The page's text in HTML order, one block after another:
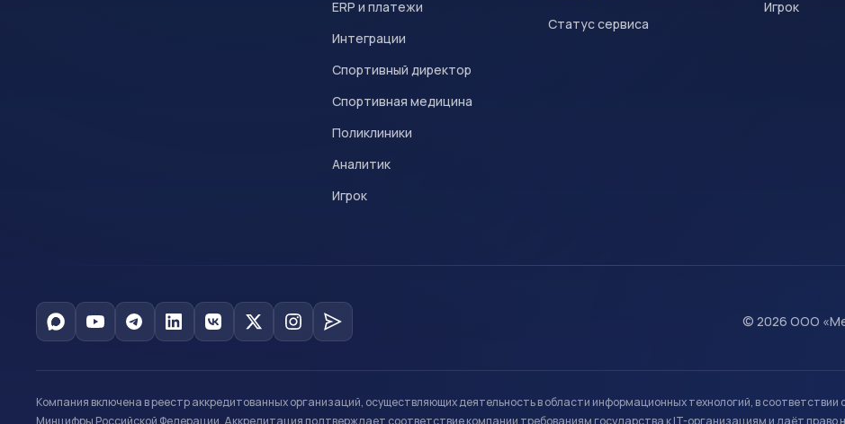
ERP и платежи
Интеграции
Спортивный директор
Спортивная медицина
Поликлиники
Аналитик
Игрок
Статус сервиса
Игрок
© 2026 ООО
Компания включена в реестр аккредитованных организаций, осуществляющих деятельность в области информационных технологий, в соответствии
Минцифры Российской Федерации. Аккредитация подтверждает соответствие компании требованиям государства к IT-организациям и даёт право